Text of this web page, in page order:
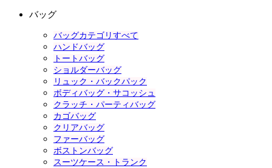
バッグ
バッグカテゴリすべて
ハンドバッグ
トートバッグ
ショルダーバッグ
リュック・バックパック
ボディバッグ・サコッシュ
クラッチ・パーティバッグ
カゴバッグ
クリアバッグ
ファーバッグ
ボストンバッグ
スーツケース・トランク